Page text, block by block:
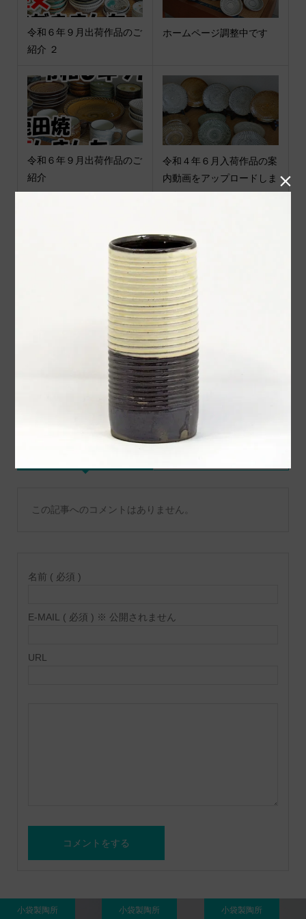
令和６年９月出荷作品のご
紹介 ２
ホームページ調整中です
令和６年９月出荷作品のご
紹介
令和４年６月入荷作品の案
内動画をアップロードしま
した
令和４年８月入荷作品の案
内動画をアップロードしま
令和６年８月窯 小袋道明
窯様から作品が入荷いたし
ました
コメント
トラックバックは利用でき
この記事へのコメントはありません。
名前 ( 必須 )
E-MAIL ( 必須 ) ※ 公開されません
URL
小袋製陶所 小袋製陶所 小袋製陶所
